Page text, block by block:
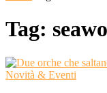
Tag:
Novità & Eventi